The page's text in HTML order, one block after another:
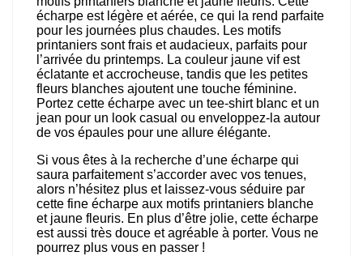
écharpe est légère et aérée, ce qui la rend parfaite
pour les journées plus chaudes. Les motifs
printaniers sont frais et audacieux, parfaits pour
l’arrivée du printemps. La couleur jaune vif est
éclatante et accrocheuse, tandis que les petites
fleurs blanches ajoutent une touche féminine.
Portez cette écharpe avec un tee-shirt blanc et un
jean pour un look casual ou enveloppez-la autour
de vos épaules pour une allure élégante.
Si vous êtes à la recherche d’une écharpe qui
saura parfaitement s’accorder avec vos tenues,
alors n’hésitez plus et laissez-vous séduire par
cette fine écharpe aux motifs printaniers blanche
et jaune fleuris. En plus d’être jolie, cette écharpe
est aussi très douce et agréable à porter. Vous ne
pourrez plus vous en passer !